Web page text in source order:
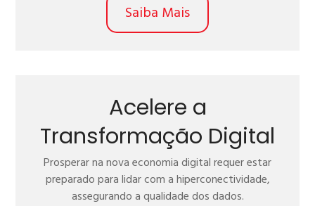
Saiba Mais
Acelere a
Transformação Digital
Prosperar na nova economia digital requer estar
preparado para lidar com a hiperconectividade,
assegurando a qualidade dos dados.